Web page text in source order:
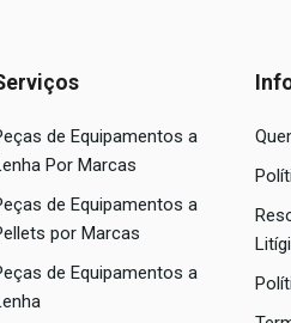
de Equipamentos a
Por Marcas
de Equipamentos a
por Marcas
de Equipamentos a